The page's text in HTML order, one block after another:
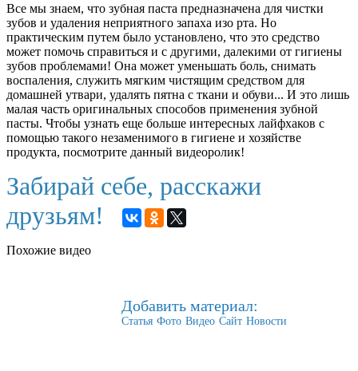
Все мы знаем, что зубная паста предназначена для чистки
зубов и удаления неприятного запаха изо рта. Но
практическим путем было установлено, что это средство
может помочь справиться и с другими, далекими от гигиены
зубов проблемами! Она может уменьшать боль, снимать
воспаления, служить мягким чистящим средством для
домашней утвари, удалять пятна с ткани и обуви... И это лишь
малая часть оригинальных способов применения зубной
пасты. Чтобы узнать еще больше интересных лайфхаков с
помощью такого незаменимого в гигиене и хозяйстве
продукта, посмотрите данный видеоролик!
Забирай себе, расскажи
друзьям!
Похожие видео
Добавить материал:
Статья Фото Видео Сайт Новости